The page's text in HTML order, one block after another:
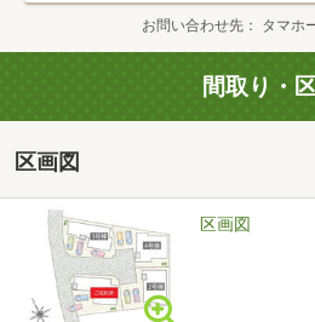
※当社に初めてご来場頂く分譲住
※当社で銀行事前審査を実施いた
西尾市上矢田町に新築分譲住宅4
おかげさまでお問い合わせをたく
ぜひ、お早めにお問合せください！
■説明会参加予約受付中→0120-
お問い合わせ先 タマホ
間取り・
区画図
区画図